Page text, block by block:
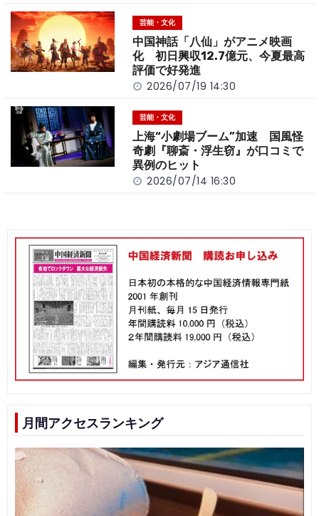
芸能・文化
中国神話「八仙」がアニメ映画
化 初日興収12.7億元、今夏最高
評価で好発進
2026/07/19 14:30
芸能・文化
上海“小劇場ブーム”加速 国風怪
奇劇『聊斎・浮生窃』が口コミで
異例のヒット
2026/07/14 16:30
月間アクセスランキング